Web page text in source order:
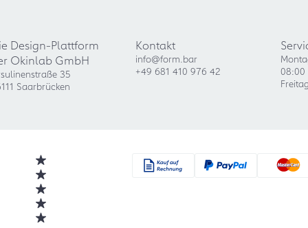
Design-Plattform
Okinlab GmbH
35
Saarbrücken
Kontakt
info@form.bar
+49 681 410 976 42
08:00